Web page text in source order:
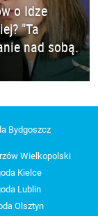
o Idze
"Ta
nad sobą.
Bydgoszcz
Wielkopolski
Kielce
Lublin
Olsztyn